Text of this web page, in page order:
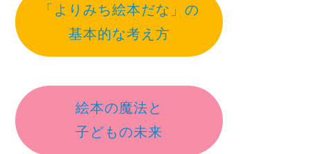
「よりみち絵本だな」の
基本的な考え方
絵本の魔法と
子どもの未来